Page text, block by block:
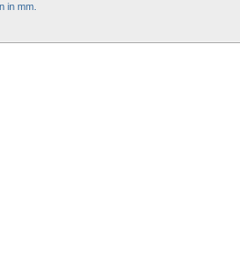
in mm.